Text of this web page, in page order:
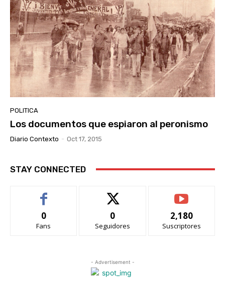
POLITICA
Los documentos que espiaron al peronismo
Diario Contexto - Oct 17, 2015
STAY CONNECTED
0
Fans
0
Seguidores
2,180
Suscriptores
- Advertisement -